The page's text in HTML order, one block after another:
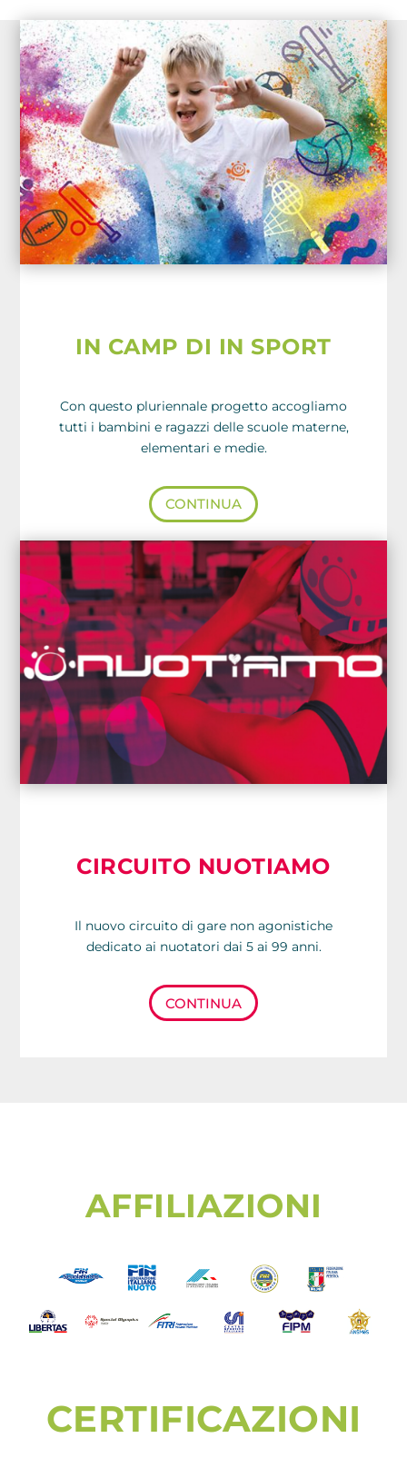
IN CAMP DI IN SPORT
Con questo pluriennale progetto accogliamo
tutti i bambini e ragazzi delle scuole materne,
elementari e medie.
CONTINUA
CIRCUITO NUOTIAMO
Il nuovo circuito di gare non agonistiche
dedicato ai nuotatori dai 5 ai 99 anni.
CONTINUA
AFFILIAZIONI
CERTIFICAZIONI